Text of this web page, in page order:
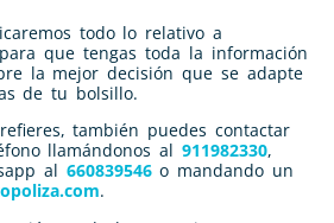
todo lo relativo a
que tengas toda la información
la mejor decisión que se adapte
de tu bolsillo.
también puedes contactar
llamándonos al911982330,
al 660839546o mandando un
.